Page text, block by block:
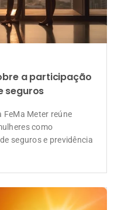
a participação
seguros
FeMa Meter reúne
como
seguros e previdência